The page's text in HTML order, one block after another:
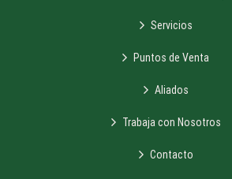
Servicios
Puntos de Venta
Aliados
Trabaja con Nosotros
Contacto